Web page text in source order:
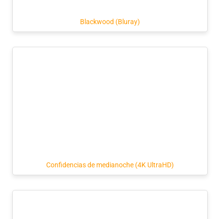
Blackwood (Bluray)
Confidencias de medianoche (4K UltraHD)